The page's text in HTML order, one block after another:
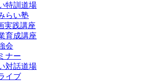
特訓道場
らい塾
実践講座
育成講座
会
ナー
対話道場
イブ